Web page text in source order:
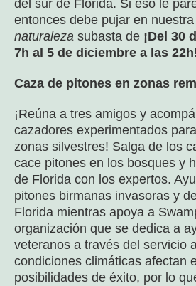
del sur de Florida. Si eso le
entonces debe pujar en nuestra
naturaleza subasta de ¡Del 30
7h al 5 de diciembre a las
Caza de pitones en zonas
¡Reúna a tres amigos y
cazadores experimentados
zonas silvestres! Salga de los
cace pitones en los bosques y
de Florida con los expertos.
pitones birmanas invasoras y
Florida mientras apoya a
organización que se dedica a
veteranos a través del servicio
condiciones climáticas afectan
posibilidades de éxito, por lo